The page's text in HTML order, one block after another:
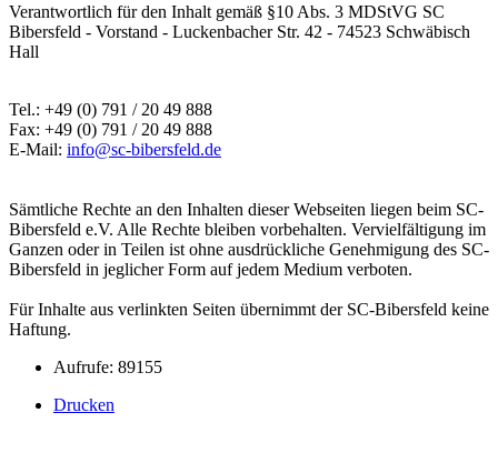
Verantwortlich für den Inhalt gemäß §10 Abs. 3 MDStVG SC
Bibersfeld - Vorstand - Luckenbacher Str. 42 - 74523 Schwäbisch
Hall
Tel.: +49 (0) 791 / 20 49 888
Fax: +49 (0) 791 / 20 49 888
E-Mail: info@sc-bibersfeld.de
Sämtliche Rechte an den Inhalten dieser Webseiten liegen beim SC-
Bibersfeld e.V. Alle Rechte bleiben vorbehalten. Vervielfältigung im
Ganzen oder in Teilen ist ohne ausdrückliche Genehmigung des SC-
Bibersfeld in jeglicher Form auf jedem Medium verboten.
Für Inhalte aus verlinkten Seiten übernimmt der SC-Bibersfeld keine
Haftung.
Aufrufe: 89155
Drucken